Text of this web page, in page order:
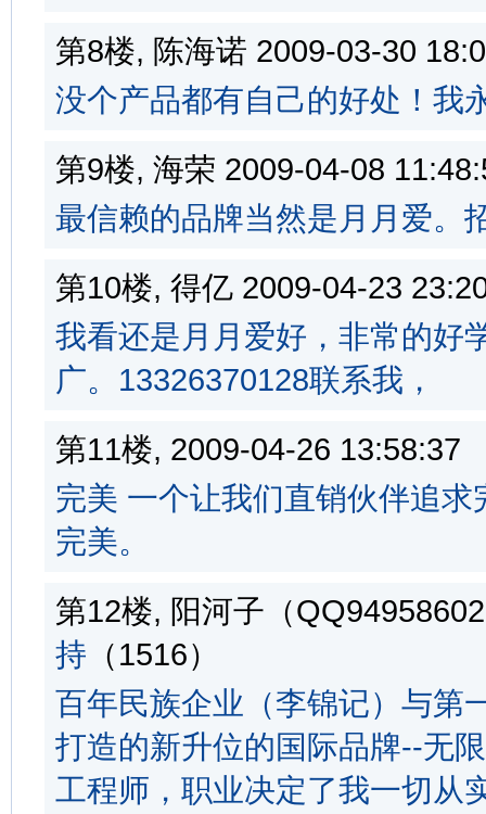
第8楼, 陈海诺 2009-03-30
没个产品都有自己的好处！我
第9楼, 海荣 2009-04-08
最信赖的品牌当然是月月爱。
第10楼, 得亿 2009-04-23
我看还是月月爱好，非常的好
广。13326370128联系我，
第11楼, 2009-04-26
完美 一个让我们直销伙伴追
完美。
第12楼, 阳河子（
持 （1516）
百年民族企业（李锦记）与第
打造的新升位的国际品牌--无
工程师，职业决定了我一切从